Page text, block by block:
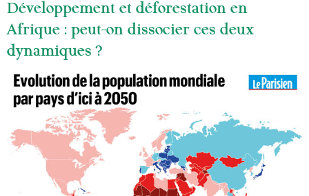
Développement et déforestation en
Afrique : peut-on dissocier ces deux
dynamiques ?